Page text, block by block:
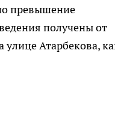
превышение
получены от
улице Атарбекова,